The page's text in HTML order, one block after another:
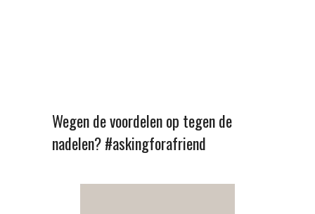
Wegen de voordelen op tegen de
nadelen? #askingforafriend